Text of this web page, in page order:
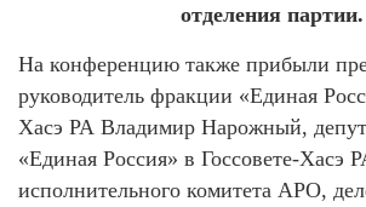
отделения партии.
На конференцию также прибыли
руководитель фракции «Единая
Хасэ РА Владимир Нарожный,
«Единая Россия» в Госсовете-Хасэ
исполнительного комитета АРО,